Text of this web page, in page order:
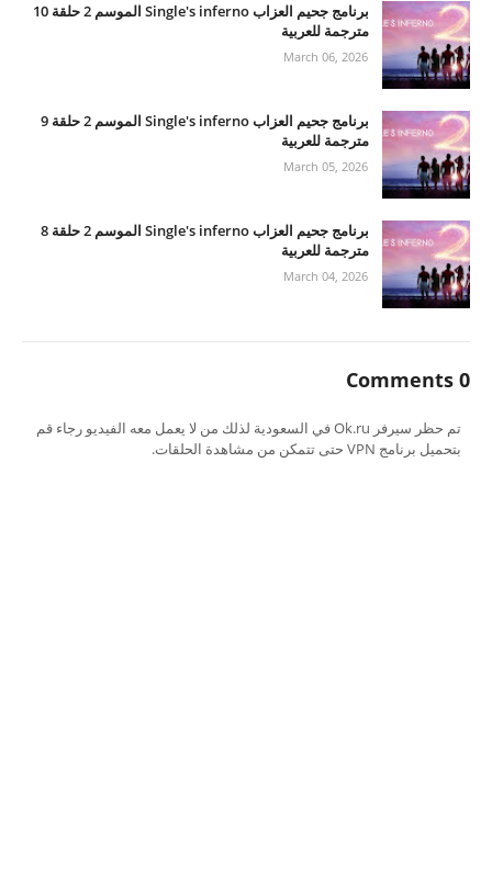
برنامج جحيم العزاب Single's inferno الموسم 2 حلقة 10
مترجمة للعربية
March 06, 2026
برنامج جحيم العزاب Single's inferno الموسم 2 حلقة 9
مترجمة للعربية
March 05, 2026
برنامج جحيم العزاب Single's inferno الموسم 2 حلقة 8
مترجمة للعربية
March 04, 2026
0 Comments
تم حظر سيرفر Ok.ru في السعودية لذلك من لا يعمل معه الفيديو رجاء قم
بتحميل برنامج VPN حتى تتمكن من مشاهدة الحلقات.